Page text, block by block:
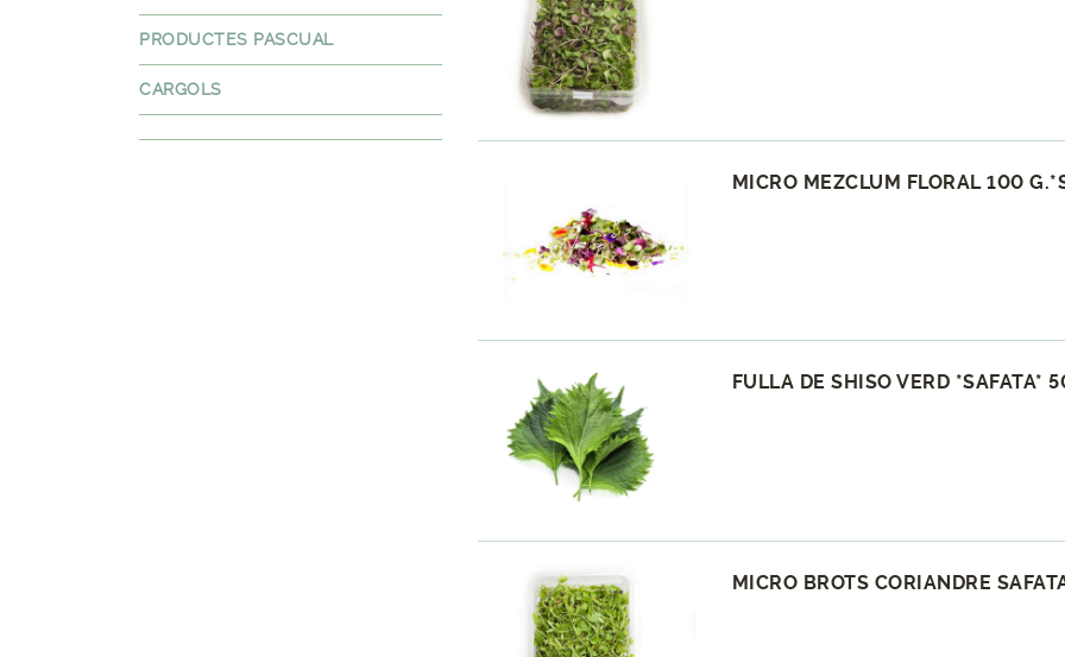
PRODUCTES PASCUAL
CARGOLS
MICRO MEZCLUM FLORAL 100
FULLA DE SHISO VERD *SAFATA*
MICRO BROTS CORIANDRE